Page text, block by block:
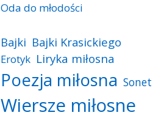
Oda do młodości
Bajki Bajki Krasickiego
Erotyk Liryka miłosna
Poezja miłosna Sonet
Wiersze miłosne